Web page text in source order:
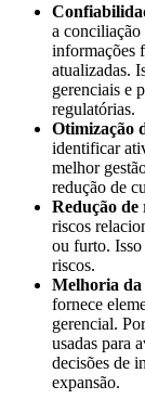
a conciliação
informações
atualizadas.
gerenciais e
regulatórias.
Otimização
identificar
melhor
redução de
Redução de
riscos
ou furto. Isso
riscos.
Melhoria da
fornece
gerencial.
usadas para
decisões de
expansão.